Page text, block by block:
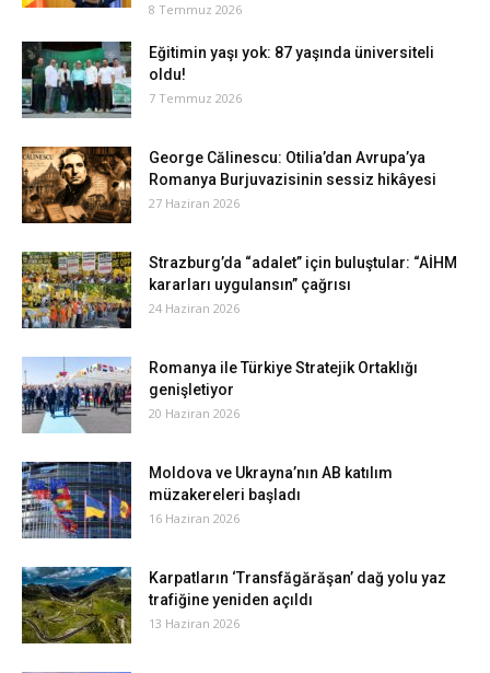
8 Temmuz 2026
Eğitimin yaşı yok: 87 yaşında üniversiteli
oldu!
7 Temmuz 2026
George Călinescu: Otilia’dan Avrupa’ya
Romanya Burjuvazisinin sessiz hikâyesi
27 Haziran 2026
Strazburg’da “adalet” için buluştular: “AİHM
kararları uygulansın” çağrısı
24 Haziran 2026
Romanya ile Türkiye Stratejik Ortaklığı
genişletiyor
20 Haziran 2026
Moldova ve Ukrayna’nın AB katılım
müzakereleri başladı
16 Haziran 2026
Karpatların ‘Transfăgărăşan’ dağ yolu yaz
trafiğine yeniden açıldı
13 Haziran 2026